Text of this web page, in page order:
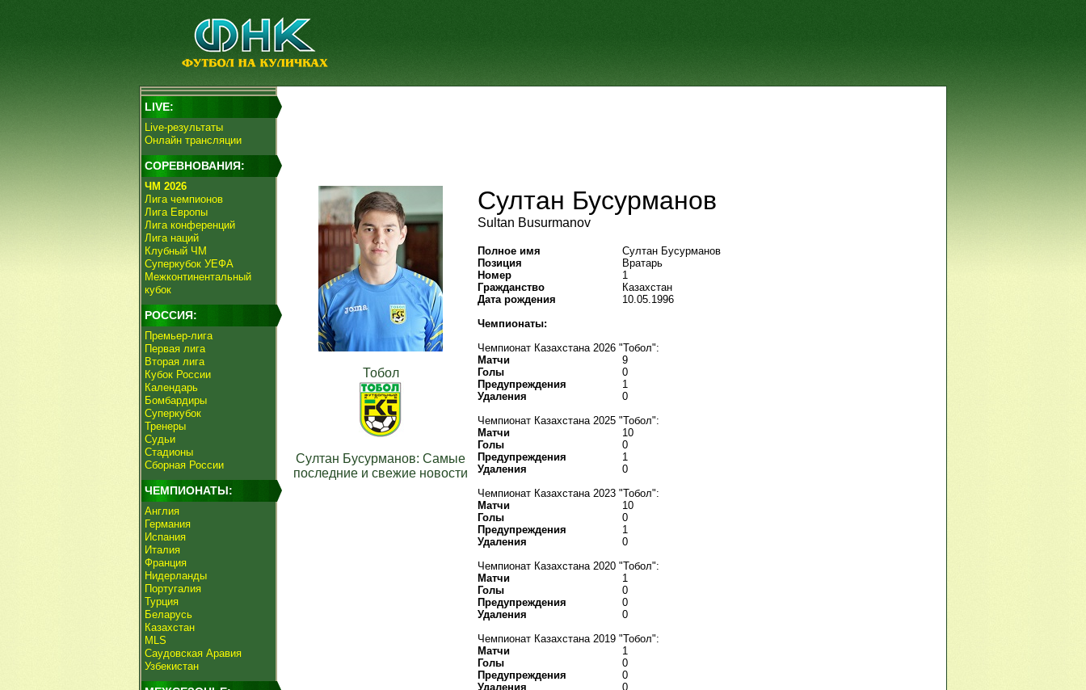
LIVE:
Live-результаты
Онлайн трансляции
СОРЕВНОВАНИЯ:
ЧМ 2026
Лига чемпионов
Лига Европы
Лига конференций
Лига наций
Клубный ЧМ
Суперкубок УЕФА
Межконтинентальный
кубок
РОССИЯ:
Премьер-лига
Первая лига
Вторая лига
Кубок России
Календарь
Бомбардиры
Суперкубок
Тренеры
Судьи
Стадионы
Сборная России
ЧЕМПИОНАТЫ:
Англия
Германия
Испания
Италия
Франция
Нидерланды
Португалия
Турция
Беларусь
Казахстан
MLS
Саудовская Аравия
Узбекистан
Тобол
Султан Бусурманов: Самые
последние и свежие новости
Султан Бусурманов
Sultan Busurmanov
Полное имя
Султан Бусурманов
Позиция
Вратарь
Номер
1
Гражданство
Казахстан
Дата рождения
10.05.1996
Чемпионаты:
Чемпионат Казахстана 2026 "Тобол":
Матчи
9
Голы
0
Предупреждения
1
Удаления
0
Чемпионат Казахстана 2025 "Тобол":
Матчи
10
Голы
0
Предупреждения
1
Удаления
0
Чемпионат Казахстана 2023 "Тобол":
Матчи
10
Голы
0
Предупреждения
1
Удаления
0
Чемпионат Казахстана 2020 "Тобол":
Матчи
1
Голы
0
Предупреждения
0
Удаления
0
Чемпионат Казахстана 2019 "Тобол":
Матчи
1
Голы
0
Предупреждения
0
Удаления
0